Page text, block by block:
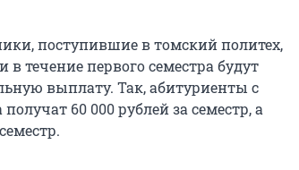
поступившие в томский политех,
течение первого семестра будут
выплату. Так, абитуриенты с
получат 60 000рублей за семестр, а